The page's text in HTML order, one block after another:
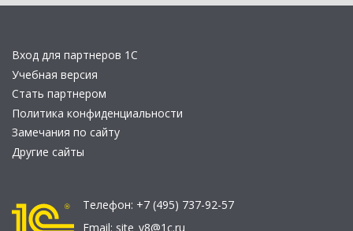
Вход для партнеров 1С
Учебная версия
Стать партнером
Политика конфиденциальности
Замечания по сайту
Другие сайты
Телефон: +7 (495) 737-92-57
Email: site_v8@1c.ru